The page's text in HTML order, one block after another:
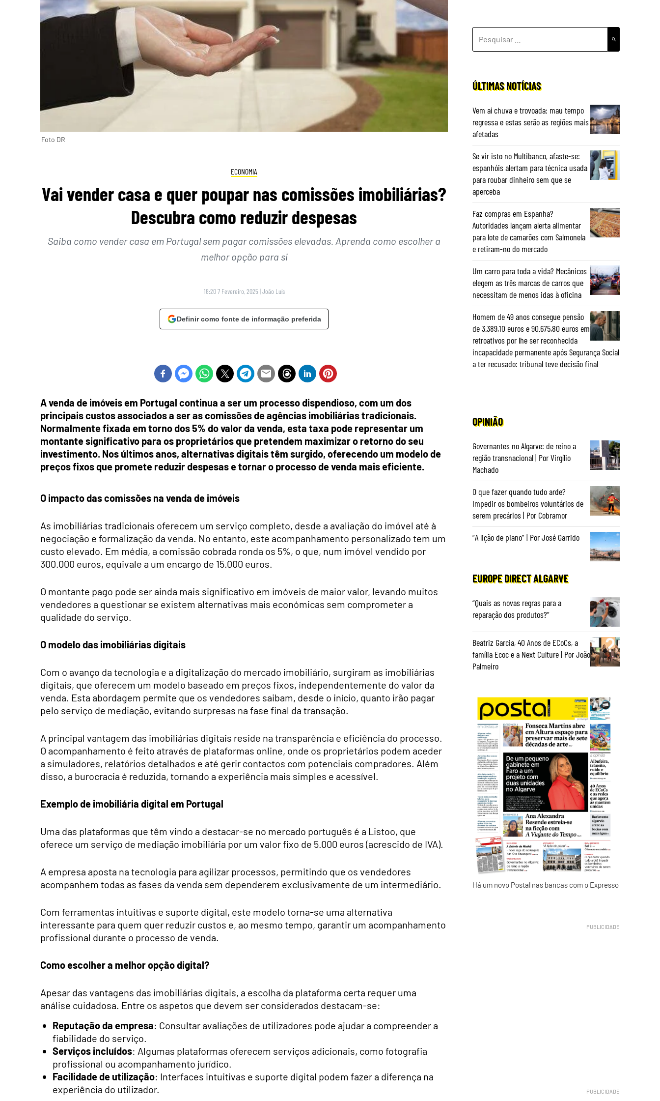
Foto DR
ECONOMIA
Vai vender casa e quer poupar nas comissões imobiliárias?
Descubra como reduzir despesas
Saiba como vender casa em Portugal sem pagar comissões elevadas. Aprenda como escolher a
melhor opção para si
18:20 7 Fevereiro, 2025 |João Luís
Definir como fonte de informação preferida
A venda de imóveis em Portugal continua a ser um processo dispendioso, com um dos
principais custos associados a ser as comissões de agências imobiliárias tradicionais.
Normalmente fixada em torno dos 5% do valor da venda, esta taxa pode representar um
montante significativo para os proprietários que pretendem maximizar o retorno do seu
investimento. Nos últimos anos, alternativas digitais têm surgido, oferecendo um modelo de
preços fixos que promete reduzir despesas e tornar o processo de venda mais eficiente.
O impacto das comissões na venda de imóveis
As imobiliárias tradicionais oferecem um serviço completo, desde a avaliação do imóvel até à
negociação e formalização da venda. No entanto, este acompanhamento personalizado tem um
custo elevado. Em média, a comissão cobrada ronda os 5%, o que, num imóvel vendido por
300.000 euros, equivale a um encargo de 15.000 euros.
O montante pago pode ser ainda mais significativo em imóveis de maior valor, levando muitos
vendedores a questionar se existem alternativas mais económicas sem comprometer a
qualidade do serviço.
O modelo das imobiliárias digitais
Com o avanço da tecnologia e a digitalização do mercado imobiliário, surgiram as imobiliárias
digitais, que oferecem um modelo baseado em preços fixos, independentemente do valor da
venda. Esta abordagem permite que os vendedores saibam, desde o início, quanto irão pagar
pelo serviço de mediação, evitando surpresas na fase final da transação.
A principal vantagem das imobiliárias digitais reside na transparência e eficiência do processo.
O acompanhamento é feito através de plataformas online, onde os proprietários podem aceder
a simuladores, relatórios detalhados e até gerir contactos com potenciais compradores. Além
disso, a burocracia é reduzida, tornando a experiência mais simples e acessível.
Exemplo de imobiliária digital em Portugal
Uma das plataformas que têm vindo a destacar-se no mercado português é a Listoo, que
oferece um serviço de mediação imobiliária por um valor fixo de 5.000 euros (acrescido de IVA).
A empresa aposta na tecnologia para agilizar processos, permitindo que os vendedores
acompanhem todas as fases da venda sem dependerem exclusivamente de um intermediário.
Com ferramentas intuitivas e suporte digital, este modelo torna-se uma alternativa
interessante para quem quer reduzir custos e, ao mesmo tempo, garantir um acompanhamento
profissional durante o processo de venda.
Como escolher a melhor opção digital?
Apesar das vantagens das imobiliárias digitais, a escolha da plataforma certa requer uma
análise cuidadosa. Entre os aspetos que devem ser considerados destacam-se:
Reputação da empresa: Consultar avaliações de utilizadores pode ajudar a compreender a
fiabilidade do serviço.
Serviços incluídos: Algumas plataformas oferecem serviços adicionais, como fotografia
profissional ou acompanhamento jurídico.
Facilidade de utilização: Interfaces intuitivas e suporte digital podem fazer a diferença na
experiência do utilizador.
POR:
ÚLTIMAS NOTÍCIAS
Vem aí chuva e trovoada: mau tempo
regressa e estas serão as regiões mais
afetadas
Se vir isto no Multibanco, afaste-se:
espanhóis alertam para técnica usada
para roubar dinheiro sem que se
aperceba
Faz compras em Espanha?
Autoridades lançam alerta alimentar
para lote de camarões com Salmonela
e retiram-no do mercado
Um carro para toda a vida? Mecânicos
elegem as três marcas de carros que
necessitam de menos idas à oficina
Homem de 49 anos consegue pensão
de 3.389,10 euros e 90.675,80 euros em
retroativos por lhe ser reconhecida
incapacidade permanente após Segurança Social
a ter recusado: tribunal teve decisão final
OPINIÃO
Governantes no Algarve: de reino a
região transnacional | Por Virgílio
Machado
O que fazer quando tudo arde?
Impedir os bombeiros voluntários de
serem precários | Por Cobramor
“A lição de piano” | Por José Garrido
EUROPE DIRECT ALGARVE
“Quais as novas regras para a
reparação dos produtos?”
Beatriz Garcia, 40 Anos de ECoCs, a
família Ecoc e a Next Culture | Por João
Palmeiro
Há um novo Postal nas bancas com o Expresso